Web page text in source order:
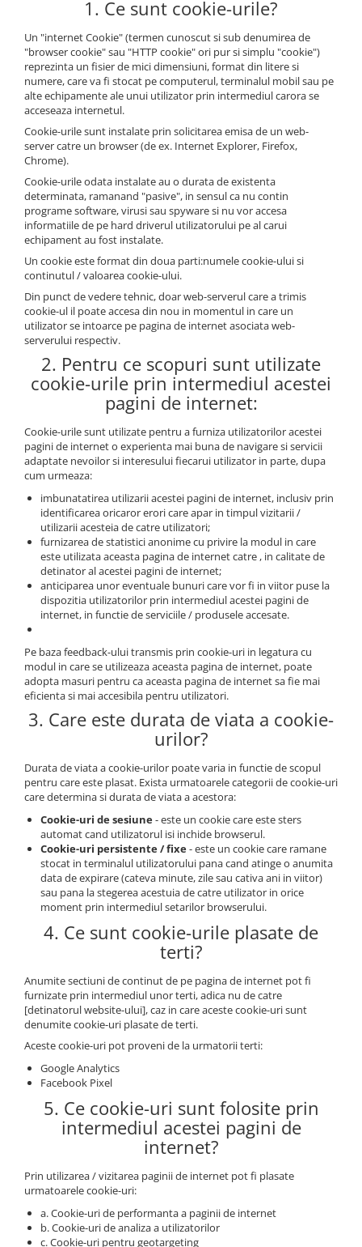
REZISTENTE DIGIVRARE
REZISTENTE SILICONICE
Uleiuri
Ventilatoare
Ventilatoare EbmPapst
Ventilatoare turbina
VENTILATOARE AXIALE
Compresoare Cubigel R134a
Compresoare Cubigel R404a
Compresoare Jiaxipera
VAPORIZATOARE LU-VE1. Ce sunt cookie-urile?
Un "internet Cookie" (termen cunoscut si sub denumirea de
"browser cookie" sau "HTTP cookie" ori pur si simplu "cookie")
reprezinta un fisier de mici dimensiuni, format din litere si
numere, care va fi stocat pe computerul, terminalul mobil sau pe
alte echipamente ale unui utilizator prin intermediul carora se
acceseaza internetul.
Cookie-urile sunt instalate prin solicitarea emisa de un web-
server catre un browser (de ex. Internet Explorer, Firefox,
Chrome).
Cookie-urile odata instalate au o durata de existenta
determinata, ramanand "pasive", in sensul ca nu contin
programe software, virusi sau spyware si nu vor accesa
informatiile de pe hard driverul utilizatorului pe al carui
echipament au fost instalate.
Un cookie este format din doua parti:numele cookie-ului si
continutul / valoarea cookie-ului.
Din punct de vedere tehnic, doar web-serverul care a trimis
cookie-ul il poate accesa din nou in momentul in care un
utilizator se intoarce pe pagina de internet asociata web-
serverului respectiv.
2. Pentru ce scopuri sunt utilizate
cookie-urile prin intermediul acestei
pagini de internet:
Cookie-urile sunt utilizate pentru a furniza utilizatorilor acestei
pagini de internet o experienta mai buna de navigare si servicii
adaptate nevoilor si interesului fiecarui utilizator in parte, dupa
cum urmeaza:
imbunatatirea utilizarii acestei pagini de internet, inclusiv prin
identificarea oricaror erori care apar in timpul vizitarii /
utilizarii acesteia de catre utilizatori;
furnizarea de statistici anonime cu privire la modul in care
este utilizata aceasta pagina de internet catre , in calitate de
detinator al acestei pagini de internet;
anticiparea unor eventuale bunuri care vor fi in viitor puse la
dispozitia utilizatorilor prin intermediul acestei pagini de
internet, in functie de serviciile / produsele accesate.
Pe baza feedback-ului transmis prin cookie-uri in legatura cu
modul in care se utilizeaza aceasta pagina de internet, poate
adopta masuri pentru ca aceasta pagina de internet sa fie mai
eficienta si mai accesibila pentru utilizatori.
3. Care este durata de viata a cookie-
urilor?
Durata de viata a cookie-urilor poate varia in functie de scopul
pentru care este plasat. Exista urmatoarele categorii de cookie-uri
care determina si durata de viata a acestora:
Cookie-uri de sesiune- este un cookie care este sters
automat cand utilizatorul isi inchide browserul.
Cookie-uri persistente / fixe- este un cookie care ramane
stocat in terminalul utilizatorului pana cand atinge o anumita
data de expirare (cateva minute, zile sau cativa ani in viitor)
sau pana la stegerea acestuia de catre utilizator in orice
moment prin intermediul setarilor browserului.
4. Ce sunt cookie-urile plasate de
terti?
Anumite sectiuni de continut de pe pagina de internet pot fi
furnizate prin intermediul unor terti, adica nu de catre
[detinatorul website-ului], caz in care aceste cookie-uri sunt
denumite cookie-uri plasate de terti.
Aceste cookie-uri pot proveni de la urmatorii terti:
Google Analytics
Facebook Pixel
5. Ce cookie-uri sunt folosite prin
intermediul acestei pagini de
internet?
Prin utilizarea / vizitarea paginii de internet pot fi plasate
urmatoarele cookie-uri:
a. Cookie-uri de performanta a paginii de internet
b. Cookie-uri de analiza a utilizatorilor
c. Cookie-uri pentru geotargeting